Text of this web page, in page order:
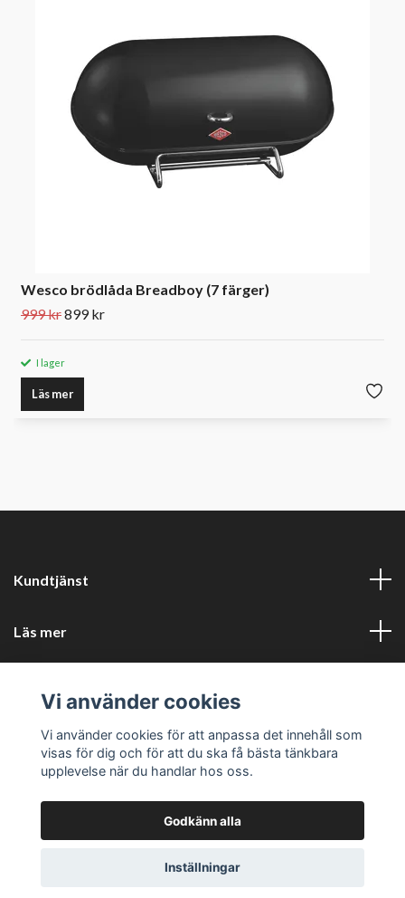
Wesco brödlåda Breadboy (7 färger)
999 kr899 kr
I lager
Läs mer
Kundtjänst
Läs mer
Företagsuppgifter
© 2026 Perfors KökPowered by Quickbutik
Vi använder cookies
Vi använder cookies för att anpassa det innehåll som
visas för dig och för att du ska få bästa tänkbara
upplevelse när du handlar hos oss.
Godkänn alla
Inställningar